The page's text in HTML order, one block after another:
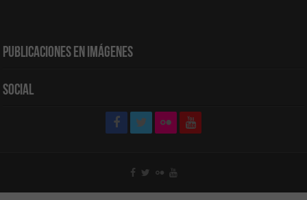
Publicaciones en Imágenes
Social